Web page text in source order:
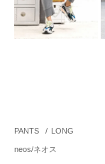
PANTS / LONG
neos/ネオス